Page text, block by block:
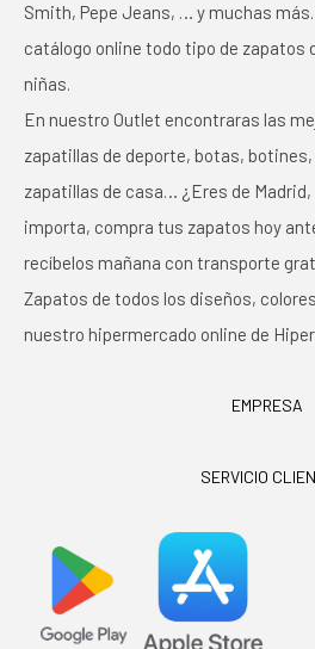
Smith, Pepe Jeans, … y muchas
catálogo online todo tipo de zapatos
niñas.
En nuestro Outlet encontraras las
zapatillas de deporte, botas,
zapatillas de casa… ¿Eres de
importa, compra tus zapatos hoy
recíbelos mañana con transporte
Zapatos de todos los diseños,
nuestro hipermercado online de
EMPRESA
SERVICIO